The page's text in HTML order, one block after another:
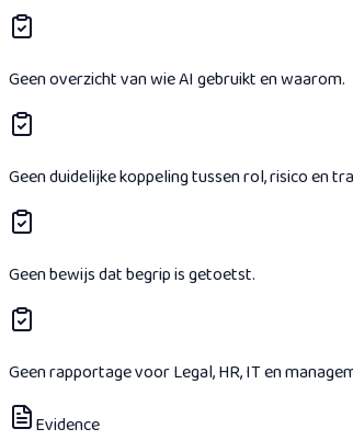
Geen overzicht van wie AI gebruikt en waarom.
Geen duidelijke koppeling tussen rol, risico en
Geen bewijs dat begrip is getoetst.
Geen rapportage voor Legal, HR, IT en
Evidence